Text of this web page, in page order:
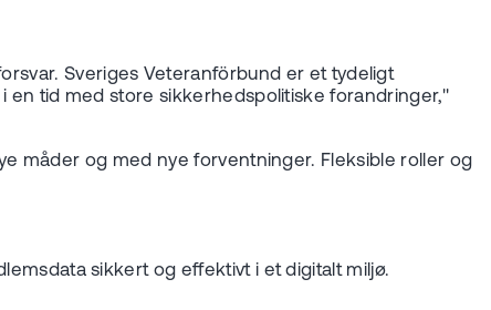
Sveriges Veteranförbund er et tydeligt
tid med store sikkerhedspolitiske forandringer,"
måder og med nye forventninger. Fleksible roller og
sikkert og effektivt i et digitalt miljø.